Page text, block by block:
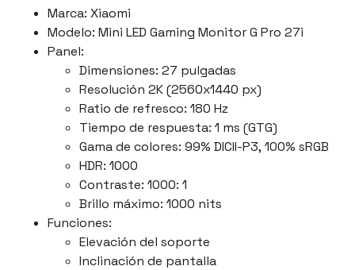
Marca: Xiaomi
Modelo: Mini LED Gaming Monitor G Pro 27i
Panel:
Dimensiones: 27 pulgadas
Resolución 2K (2560x1440 px)
Ratio de refresco: 180 Hz
Tiempo de respuesta: 1 ms (GTG)
Gama de colores: 99% DICII-P3, 100% sRGB
HDR: 1000
Contraste: 1000: 1
Brillo máximo: 1000 nits
Funciones:
Elevación del soporte
Inclinación de pantalla